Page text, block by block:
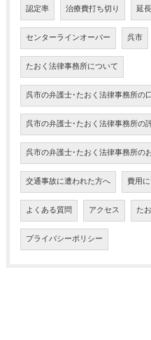
認定率 治療費打ち切り 延長
センターラインオーバー 呉市
たおく法律事務所について
呉市の弁護士･たおく法律事務所の
呉市の弁護士･たおく法律事務所の
呉市の弁護士･たおく法律事務所の
交通事故に遭われた方へ 費用
よくある質問 アクセス た
プライバシーポリシー